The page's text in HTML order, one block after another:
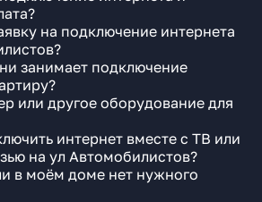
на подключение интернета
занимает подключение
или другое оборудование для
интернет вместе с ТВ или
на ул Автомобилистов?
в моём доме нет нужного